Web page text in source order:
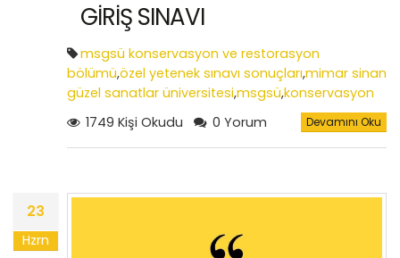
GİRİŞ SINAVI
msgsü konservasyon ve restorasyon
bölümü,özel yetenek sınavı sonuçları,mimar sinan
güzel sanatlar üniversitesi,msgsü,konservasyon
ve restorasyon bölümü özel yetenek sınavı
soruları msgsü yetenek sınavı
1749 Kişi Okudu 0 Yorum Devamını Oku
23
Hzrn